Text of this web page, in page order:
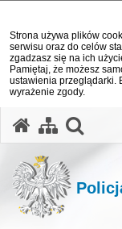
Strona używa plików
serwisu oraz do celów
zgadzasz się na ich
Pamiętaj, że możesz
ustawienia przeglądarki.
wyrażenie zgody.